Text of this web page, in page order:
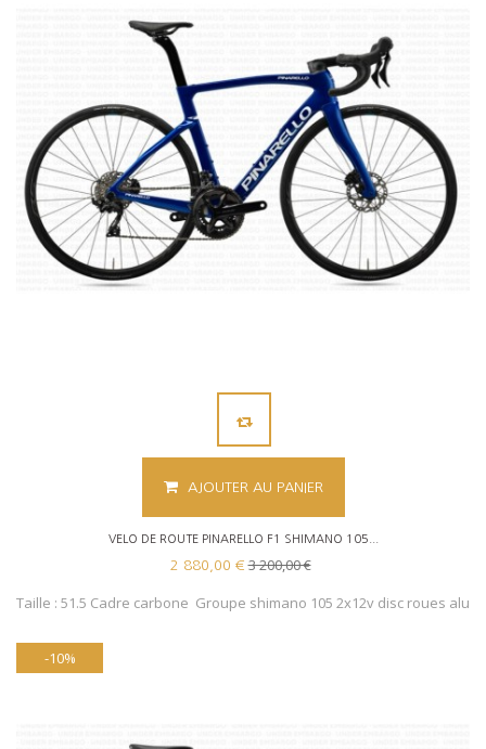
AJOUTER AU PANIER
VELO DE ROUTE PINARELLO F1 SHIMANO 105...
2 880,00 € 3 200,00 €
Taille : 51.5 Cadre carbone Groupe shimano 105 2x12v disc roues alu
-10%